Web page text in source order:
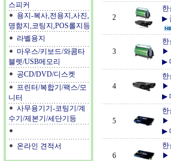
스피커
용지-복사,전용지,사진,
명함지,코팅지,POS롤지등
라벨용지
마우스/키보드/와콤타
블렛/USB메모리
공CD/DVD/디스켓
프린터/복합기/팩스/모
니터
사무용기기-코팅기/계
수기/제본기/세단기등
온라인 견적서
2
한
▶
3
한
▶
▶
4
한
▶
▶
5
한
▶
▶
6
한
▶